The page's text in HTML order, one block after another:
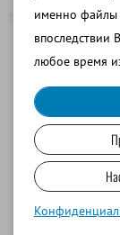
именно файлы
впоследствии
любое время